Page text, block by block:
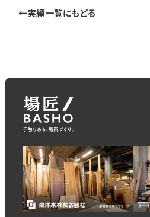
←実績一覧にもどる